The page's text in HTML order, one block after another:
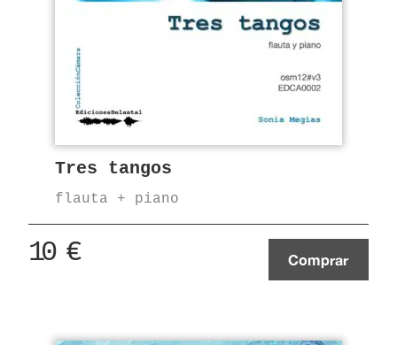
Tres tangos
flauta + piano
10 € Comprar